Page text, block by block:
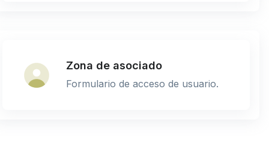
Zona de asociado
Formulario de acceso de usuario.